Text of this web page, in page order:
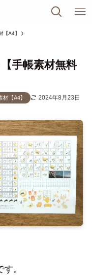
【A4】
手帳素材無料
材【A4】 2024年8月23日
。